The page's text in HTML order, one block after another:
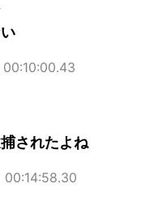
されたよね